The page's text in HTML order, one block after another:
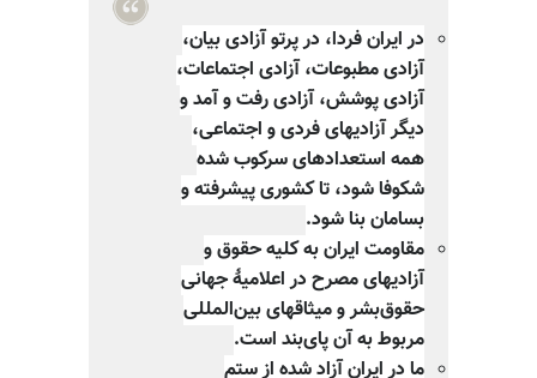
در ایران فردا، در پرتو آزادی بیان،
آزادی مطبوعات، آزادی اجتماعات،
آزادی پوشش، آزادی رفت و آمد و
دیگر آزادیهای فردی و اجتماعی،
همه استعدادهای سرکوب شده
شکوفا شود، تا کشوری پیشرفته و
بسامان بنا شود.
مقاومت ایران به کلیه حقوق و
آزادیهای مصرح در اعلامیهٔ جهانی
حقوق‌بشر و میثاقهای بین‌المللی
مربوط به آن پای‌بند است.
ما در ایران آزاد شده از ستم